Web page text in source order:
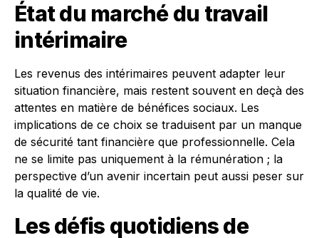
État du marché du travail
intérimaire
Les revenus des intérimaires peuvent adapter leur
situation financière, mais restent souvent en deçà des
attentes en matière de bénéfices sociaux. Les
implications de ce choix se traduisent par un manque
de sécurité tant financière que professionnelle. Cela
ne se limite pas uniquement à la rémunération ; la
perspective d’un avenir incertain peut aussi peser sur
la qualité de vie.
Les défis quotidiens de